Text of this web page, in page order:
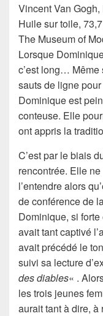
Vincent Van Gogh,
Huile sur toile,
The Museum of
Lorsque
c’est long… Même
sauts de ligne
Dominique est
conteuse. Elle
ont appris la
C’est par le biais
rencontrée. Elle
l’entendre alors
de conférence de
Dominique, si
avait tant captivé
avait précédé le
suivi sa lecture
des diables« .
les trois jeunes
aurait tant à dire,